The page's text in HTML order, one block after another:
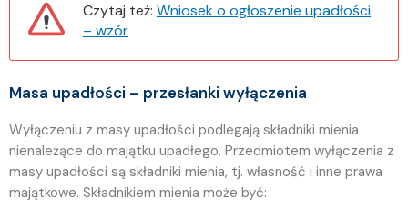
Czytaj też: Wniosek o ogłoszenie upadłości
– wzór
Masa upadłości – przesłanki wyłączenia
Wyłączeniu z masy upadłości podlegają składniki mienia
nienależące do majątku upadłego. Przedmiotem wyłączenia z
masy upadłości są składniki mienia, tj. własność i inne prawa
majątkowe. Składnikiem mienia może być: